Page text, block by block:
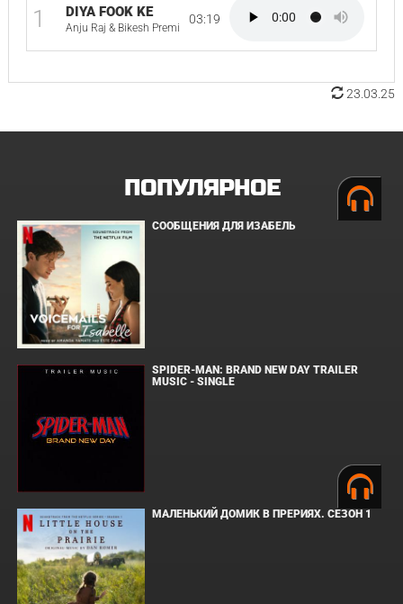
1 DIYA FOOK KE
Anju Raj & Bikesh Premi
03:19
23.03.25
ПОПУЛЯРНОЕ
СООБЩЕНИЯ ДЛЯ ИЗАБЕЛЬ
SPIDER-MAN: BRAND NEW DAY TRAILER
MUSIC - SINGLE
МАЛЕНЬКИЙ ДОМИК В ПРЕРИЯХ. СЕЗОН 1